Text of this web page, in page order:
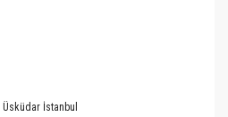
İstanbul